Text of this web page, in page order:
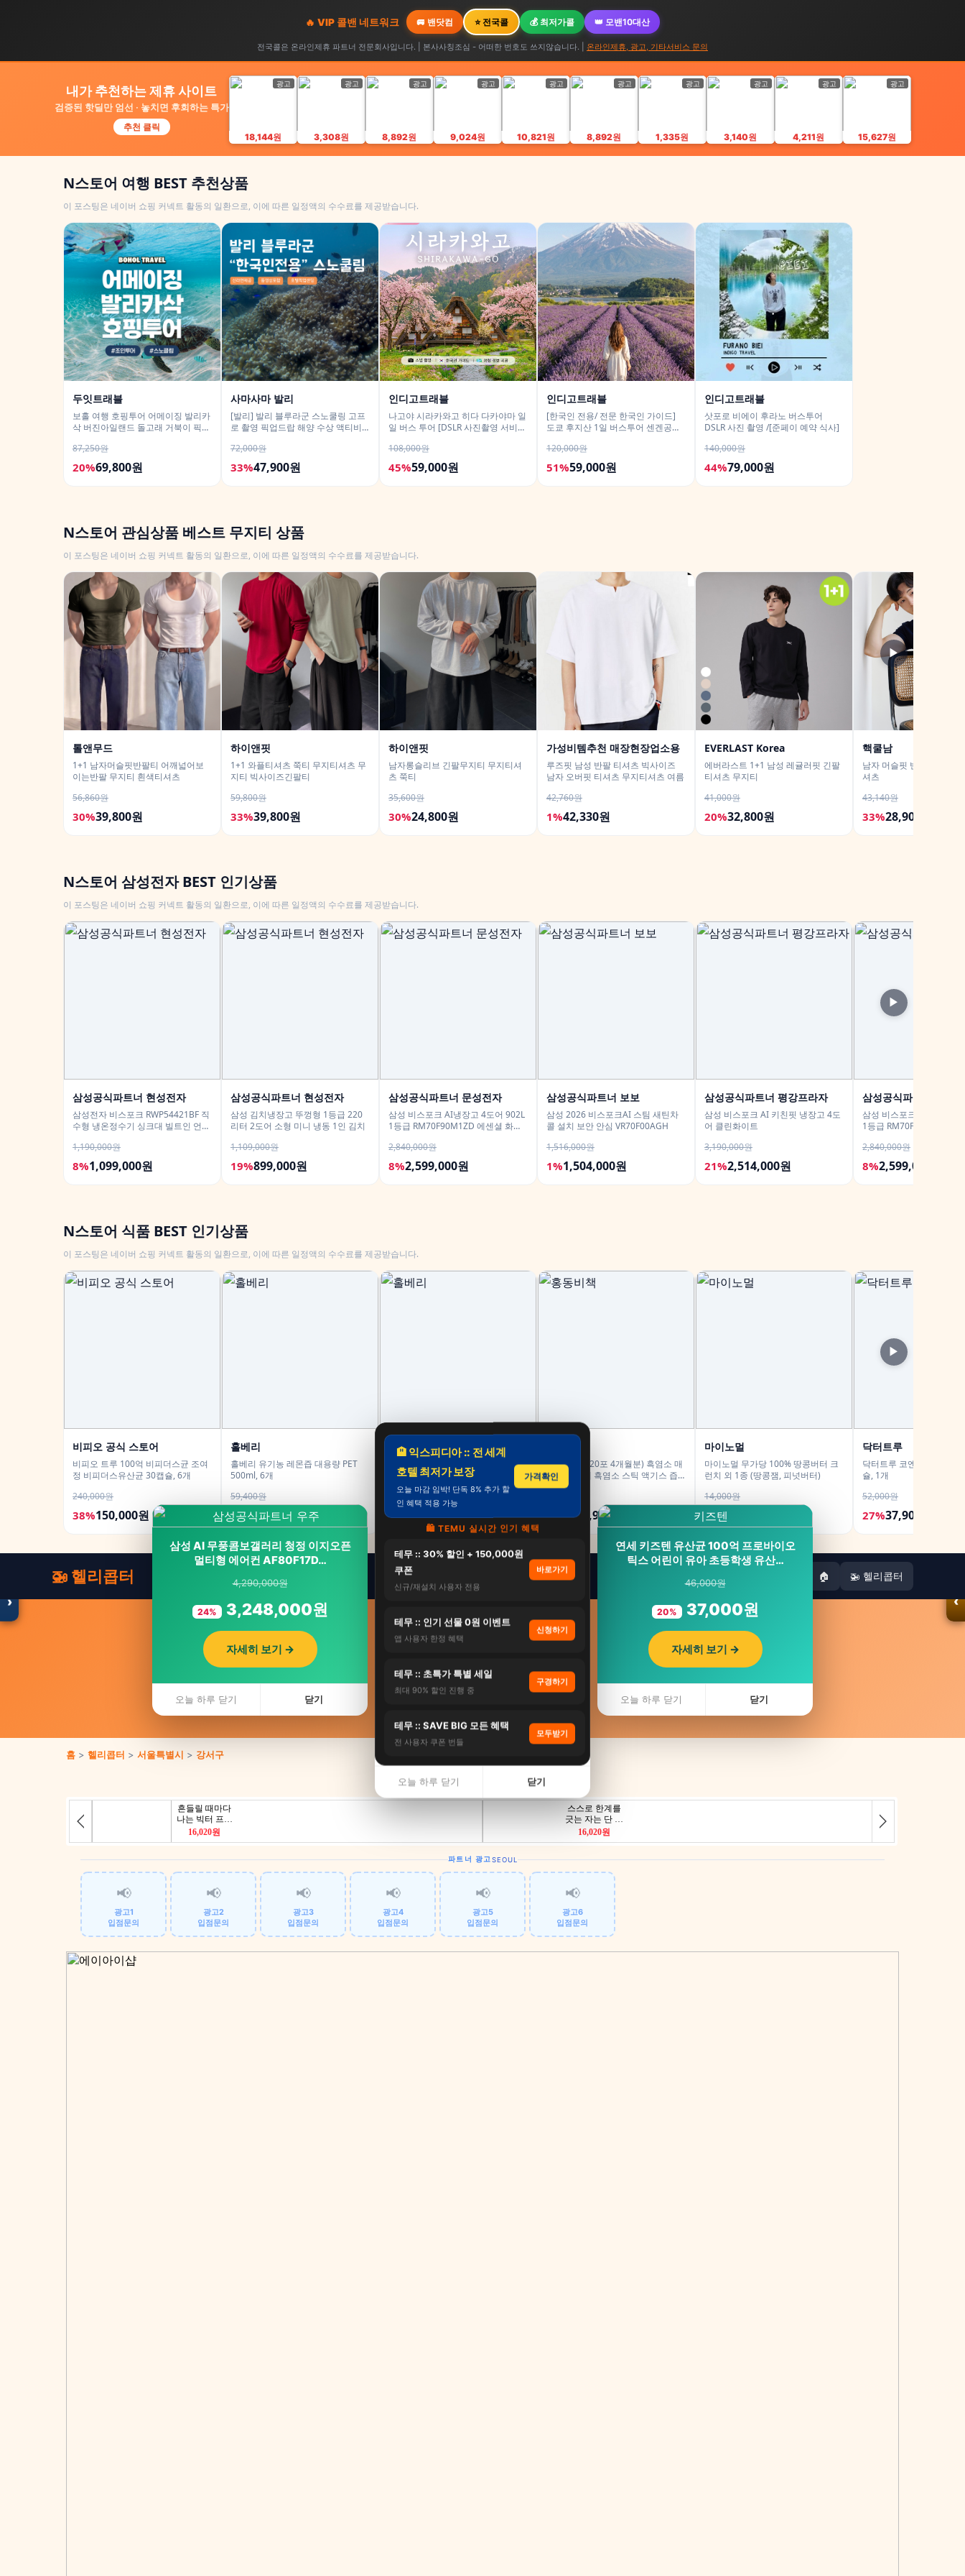
› ‹
🔥 VIP 콜밴 네트워크 🚐 밴닷컴 ⭐ 전국콜 💰 최저가콜 👑 모밴10대산
전국콜은 온라인제휴 파트너 전문회사입니다. | 본사사칭조심 - 어떠한 번호도 쓰지않습니다. | 온라인제휴, 광고, 기타서비스 문의
내가 추천하는 제휴 사이트
검증된 핫딜만 엄선 · 놓치면 후회하는 특가
추천 클릭
광고
18,144원
광고
3,308원
광고
8,892원
광고
9,024원
광고
10,821원
광고
8,892원
광고
1,335원
광고
3,140원
광고
4,211원
광고
15,627원
N스토어 여행 BEST 추천상품
이 포스팅은 네이버 쇼핑 커넥트 활동의 일환으로, 이에 따른 일정액의 수수료를 제공받습니다.
두잇트래블
보홀 여행 호핑투어 어메이징 발리카
삭 버진아일랜드 돌고래 거북이 픽드
87,250원
20%69,800원
사마사마 발리
[발리] 발리 블루라군 스노쿨링 고프
로 촬영 픽업드랍 해양 수상 액티비
72,000원
33%47,900원
인디고트래블
나고야 시라카와고 히다 다카야마 일
일 버스 투어 [DSLR 사진촬영 서비
108,000원
45%59,000원
인디고트래블
[한국인 전용/ 전문 한국인 가이드]
도쿄 후지산 1일 버스투어 센겐공원
120,000원
51%59,000원
인디고트래블
삿포로 비에이 후라노 버스투어
DSLR 사진 촬영 /[준페이 예약 식사]
140,000원
44%79,000원
N스토어 관심상품 베스트 무지티 상품
이 포스팅은 네이버 쇼핑 커넥트 활동의 일환으로, 이에 따른 일정액의 수수료를 제공받습니다.
톨앤무드
1+1 남자머슬핏반팔티 어깨넓어보
이는반팔 무지티 흰색티셔츠
56,860원
30%39,800원
하이앤핏
1+1 와플티셔츠 쭉티 무지티셔츠 무
지티 빅사이즈긴팔티
59,800원
33%39,800원
하이앤핏
남자롱슬리브 긴팔무지티 무지티셔
츠 쭉티
35,600원
30%24,800원
가성비템추천 매장현장업소용
루즈핏 남성 반팔 티셔츠 빅사이즈
남자 오버핏 티셔츠 무지티셔츠 여름
42,760원
1%42,330원
EVERLAST Korea
에버라스트 1+1 남성 레귤러핏 긴팔
티셔츠 무지티
41,000원
20%32,800원
핵쿨남
남자 머슬핏 반팔 밴딩버
셔츠
43,140원
33%28,900원
▶
N스토어 삼성전자 BEST 인기상품
이 포스팅은 네이버 쇼핑 커넥트 활동의 일환으로, 이에 따른 일정액의 수수료를 제공받습니다.
삼성공식파트너 현성전자
삼성전자 비스포크 RWP54421BF 직
수형 냉온정수기 싱크대 빌트인 언더
1,190,000원
8%1,099,000원
삼성공식파트너 현성전자
삼성 김치냉장고 뚜껑형 1등급 220
리터 2도어 소형 미니 냉동 1인 김치
1,109,000원
19%899,000원
삼성공식파트너 문성전자
삼성 비스포크 AI냉장고 4도어 902L
1등급 RM70F90M1ZD 에센셜 화이
2,840,000원
8%2,599,000원
삼성공식파트너 보보
삼성 2026 비스포크AI 스팀 새틴차
콜 설치 보안 안심 VR70F00AGH
1,516,000원
1%1,504,000원
삼성공식파트너 평강프라자
삼성 비스포크 AI 키친핏 냉장고 4도
어 클린화이트
3,190,000원
21%2,514,000원
삼성공식파트너 문성
삼성 비스포크 AI냉장고 4
1등급 RM70F90M1DD 에
2,840,000원
8%2,599,000원
▶
N스토어 식품 BEST 인기상품
이 포스팅은 네이버 쇼핑 커넥트 활동의 일환으로, 이에 따른 일정액의 수수료를 제공받습니다.
비피오 공식 스토어
비피오 트루 100억 비피더스균 조여
정 비피더스유산균 30캡슐, 6개
240,000원
38%150,000원
홀베리
홀베리 유기농 레몬즙 대용량 PET
500ml, 6개
59,400원
24%45,400원
홀베리
홀베리 그대로 짜낸 유기농 레몬생강
즙 15g 14포, 12개
238,800원
55%107,500원
(총 4박스 120포 4개월분) 흑염소 매
니아 이경제 흑염소 스틱 액기스 즙
진액 국내산 이경재 30포 15ml, 4개
37%189,900원
마이노멀
마이노멀 무가당 100% 땅콩버터 크
런치 외 1종 (땅콩잼, 피넛버터)
14,000원
15%
닥터트루
닥터트루 코엔자임 Q10
슐, 1개
52,000원
27%37,900원
▶
🚁 헬리콥터 🏠 🚁 헬리콥터
서울특별시 강서구 헬리콥터 투어 비교
홈 > 헬리콥터 > 서울특별시 > 강서구
파트너 광고SEOUL
📢
광고1
입점문의
📢
광고2
입점문의
📢
광고3
입점문의
📢
광고4
입점문의
📢
광고5
입점문의
📢
광고6
입점문의
🏨 익스피디아 :: 전 세계
호텔 최저가 보장
오늘 마감 임박! 단독 8% 추가 할
인 혜택 적용 가능
가격확인
🛍️ TEMU 실시간 인기 혜택
테무 :: 30% 할인 + 150,000원
쿠폰
신규/재설치 사용자 전용
바로가기
테무 :: 인기 선물 0원 이벤트
앱 사용자 한정 혜택
신청하기
테무 :: 초특가 특별 세일
최대 90% 할인 진행 중
구경하기
테무 :: SAVE BIG 모든 혜택
전 사용자 쿠폰 번들
모두받기
오늘 하루 닫기 닫기
연세 키즈텐 유산균 100억 프로바이오
틱스 어린이 유아 초등학생 유산…
46,000원
20% 37,000원
자세히 보기 →
오늘 하루 닫기 닫기
삼성 AI 무풍콤보갤러리 청정 이지오픈
멀티형 에어컨 AF80F17D…
4,290,000원
24% 3,248,000원
자세히 보기 →
오늘 하루 닫기 닫기